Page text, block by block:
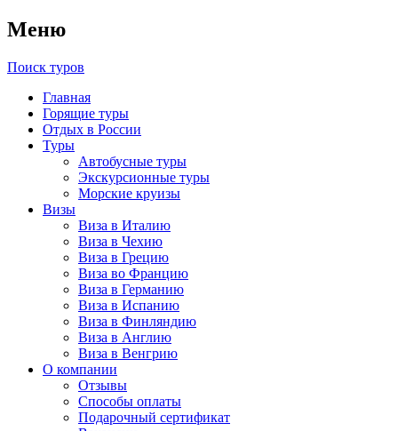
Меню
Поиск туров
Главная
Горящие туры
Отдых в России
Туры
Автобусные туры
Экскурсионные туры
Морские круизы
Визы
Виза в Италию
Виза в Чехию
Виза в Грецию
Виза во Францию
Виза в Германию
Виза в Испанию
Виза в Финляндию
Виза в Англию
Виза в Венгрию
О компании
Отзывы
Способы оплаты
Подарочный сертификат